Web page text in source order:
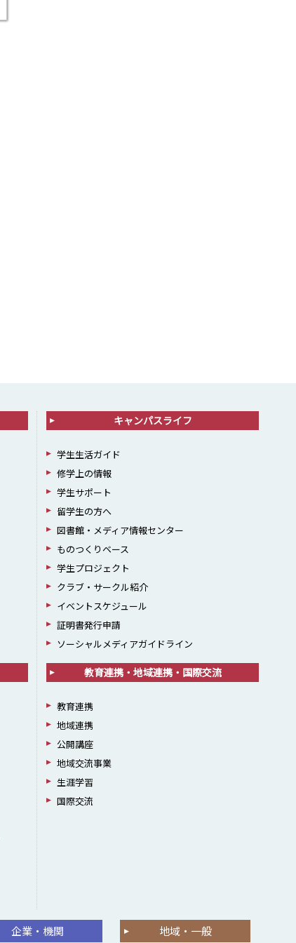
キャンパスライフ
学生生活ガイド
修学上の情報
学生サポート
留学生の方へ
図書館・メディア情報センター
ものつくりベース
学生プロジェクト
クラブ・サークル紹介
イベントスケジュール
証明書発行申請
ソーシャルメディアガイドライン
教育連携・地域連携・国際交流
教育連携
地域連携
公開講座
地域交流事業
生涯学習
国際交流
企業・機関 地域・一般